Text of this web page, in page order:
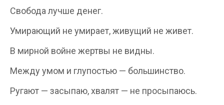
Свобода лучше денег.
Умирающий не умирает, живущий не живет.
В мирной войне жертвы не видны.
Между умом и глупостью — большинство.
Ругают — засыпаю, хвалят — не просыпаюсь.